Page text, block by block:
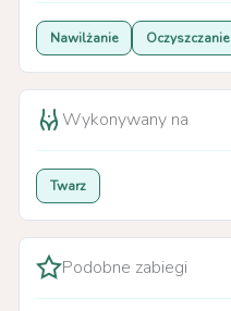
Nawilżanie Oczyszczanie
Wykonywany na
Twarz
Podobne zabiegi